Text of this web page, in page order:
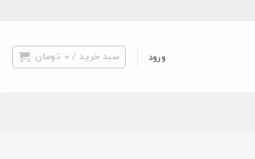
ورود سبد خرید / 0 تومان